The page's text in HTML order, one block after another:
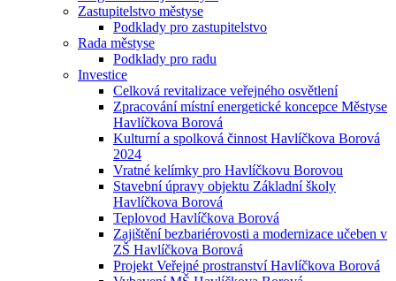
Zastupitelstvo městyse
Podklady pro zastupitelstvo
Rada městyse
Podklady pro radu
Investice
Celková revitalizace veřejného osvětlení
Zpracování místní energetické koncepce Městyse
Havlíčkova Borová
Kulturní a spolková činnost Havlíčkova Borová
2024
Vratné kelímky pro Havlíčkovu Borovou
Stavební úpravy objektu Základní školy
Havlíčkova Borová
Teplovod Havlíčkova Borová
Zajištění bezbariérovosti a modernizace učeben v
ZŠ Havlíčkova Borová
Projekt Veřejné prostranství Havlíčkova Borová